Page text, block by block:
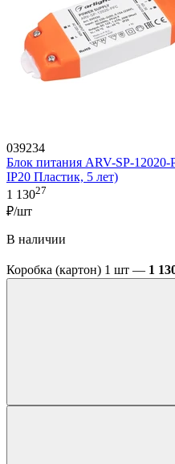
039234
Блок питания ARV-SP-
IP20 Пластик, 5 лет)
1 13027
₽/шт
В наличии
Коробка (картон) 1 шт — 1